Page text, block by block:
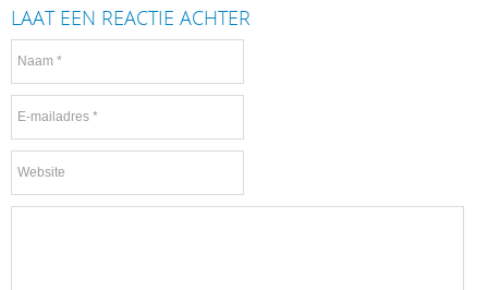
LAAT EEN REACTIE ACHTER